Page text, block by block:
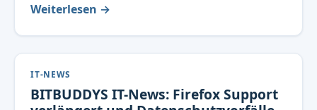
Weiterlesen →
IT-NEWS
BITBUDDYS IT-News: Firefox Support